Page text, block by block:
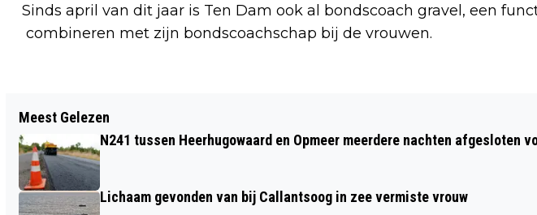
Sinds april van dit jaar is Ten Dam ook al bondscoach gravel, een
combineren met zijn bondscoachschap bij de vrouwen.
NEDERLANDSE TAK THE BODY SHOP
FAILLIET; WINKELS VOORLOPIG NOG
OPEN
RISICOGEBIEDEN
Meest Gelezen
N241 tussen Heerhugowaard en Opmeer meerdere nachten afgesloten
Lichaam gevonden van bij Callantsoog in zee vermiste vrouw